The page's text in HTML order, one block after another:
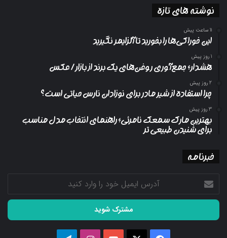
نوشته های تازه
11 ساعت پیش
این خوراکی‌ها را بخورید تا آلزایمر نگیرید
1 روز پیش
هشدار؛ جمع‌آوری روغن‌های یک برند از بازار/ عکس
2 روز پیش
چرا استفاده از شیر مادر برای نوزادان نارس حیاتی است؟
3 روز پیش
بهترین مارک سمعک نامرئی؛ راهنمای انتخاب مدل مناسب
برای شنیدن طبیعی تر
خبرنامه
آدرس
ایمیل
خود
وارد